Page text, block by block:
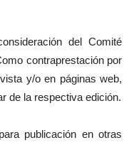
del Comité
contraprestación por
y/o en páginas web,
de la respectiva edición.
publicación en otras